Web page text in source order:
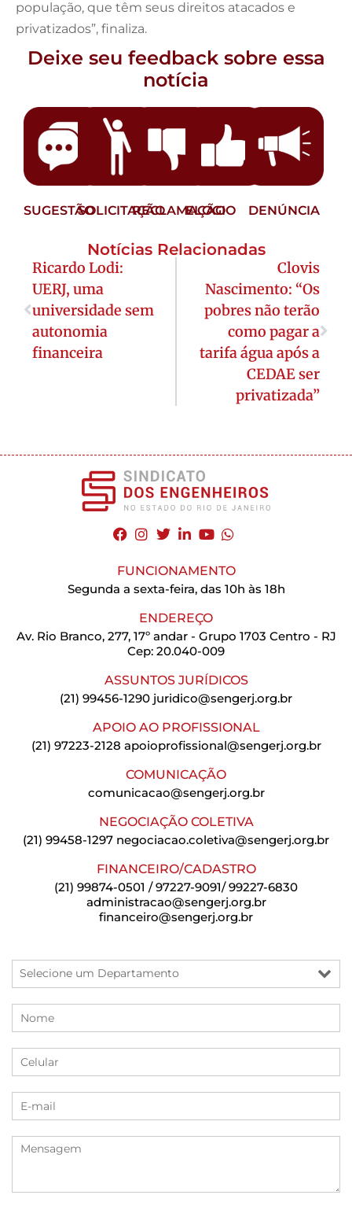
população, que têm seus direitos atacados e
privatizados”, finaliza.
Deixe seu feedback sobre essa
notícia
SUGESTÃOSOLICITAÇÃORECLAMAÇÃO
ELOGIO DENÚNCIA
Notícias Relacionadas
Ricardo Lodi:
UERJ, uma
universidade sem
autonomia
financeira
Clovis
Nascimento: “Os
pobres não terão
como pagar a
tarifa água após a
CEDAE ser
privatizada”
FUNCIONAMENTO
Segunda a sexta-feira, das 10h às 18h
ENDEREÇO
Av. Rio Branco, 277, 17º andar - Grupo 1703 Centro - RJ
Cep: 20.040-009
ASSUNTOS JURÍDICOS
(21) 99456-1290 juridico@sengerj.org.br
APOIO AO PROFISSIONAL
(21) 97223-2128 apoioprofissional@sengerj.org.br
COMUNICAÇÃO
comunicacao@sengerj.org.br
NEGOCIAÇÃO COLETIVA
(21) 99458-1297 negociacao.coletiva@sengerj.org.br
FINANCEIRO/CADASTRO
(21) 99874-0501 / 97227-9091/ 99227-6830
administracao@sengerj.org.br
financeiro@sengerj.org.br